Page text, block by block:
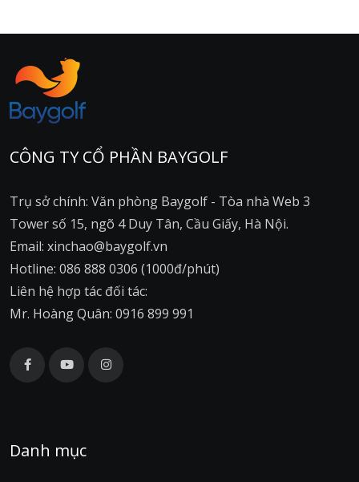
CÔNG TY CỔ PHẦN BAYGOLF
Trụ sở chính: Văn phòng Baygolf - Tòa nhà Web 3
Tower số 15, ngõ 4 Duy Tân, Cầu Giấy, Hà Nội.
Email: xinchao@baygolf.vn
Hotline: 086 888 0306 (1000đ/phút)
Liên hệ hợp tác đối tác:
Mr. Hoàng Quân: 0916 899 991
Danh mục